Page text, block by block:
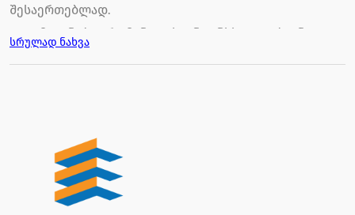
შესაერთებლად.
გადამყვანები ერთმანეთისგან განსხვავდებიან
ზომით, ფორმით, ფერით.
სრულად ნახვა